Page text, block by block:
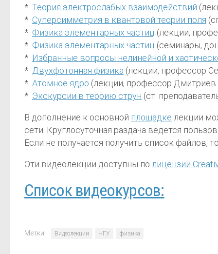
* Теория электрослабых взаимодействий
* Суперсимметрия в квантовой теории поля
* Физика элементарных частиц (лекции,
* Физика элементарных частиц (семинары,
* Избранные вопросы нелинейной и
* Двухфотонная физика (лекции, профессор
* Атомное ядро (лекции, профессор Дмитриев
* Экскурсии в теорию струн (ст.
В дополнение к основной площадке лекции
сети. Круглосуточная раздача ведётся
Если не получается получить список файлов,
Эти видеолекции доступны по лицензии
Список видеокурсов:
Метки: Видеолекции НГУ физика